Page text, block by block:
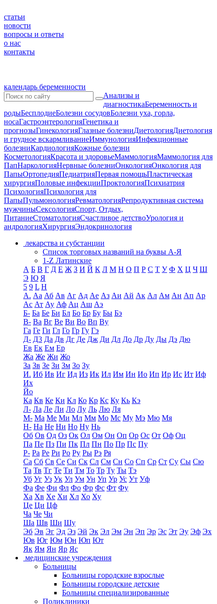
статьи
новости
вопросы и ответы
о нас
контакты
календарь беременности
Анализы и
диагностикаБеременность и
родыБесплодиеБолезни сосудовБолезни уха, горла,
носаГастроэнтерологияГенетика и
прогнозыГинекологияГлазные болезниДиетологияДиетология
и грудное вскармливаниеИммунологияИнфекционные
болезниКардиологияКожные болезни
КосметологияКрасота и здоровьеМаммологияМаммология для
ПапНаркологияНервные болезниОнкологияОнкология для
ПапыОртопедияПедиатрияПервая помощьПластическая
хирургияПоловые инфекцииПроктологияПсихиатрия
ПсихологияПсихология для
ПапыПульмонологияРевматологияРепродуктивная система
мужчиныСексологияСпорт, Отдых,
ПитаниеСтоматологияСчастливое детствоУрология и
андрологияХирургияЭндокринология
лекарства и субстанции
Список торговых названий на буквы А-Я
1-Z Латинские
А Б В Г Д Е Ж З И Й К Л М Н О П Р С Т У Ф Х Ц Ч Ш
Э Ю Я
5 9 L H
А. Аа Аб Ав Аг Ад Ае Аз Аи Ай Ак Ал Ам Ан Ап Ар
Ас Ат Ау Аф Ац Аш Аэ
Б- Ба Бе Би Бл Бо Бр Бу Бы Бэ
В- Ва Вг Ве Ви Во Вп Ву
Га Ге Ги Гл Го Гр Гу Гэ
Д- Д3 Да Дв Дг Де Дж Ди Дл До Др Ду Ды Дэ Дю
Ев Ек Ем Ер
Жа Же Жи Жо
За Зв Зе Зи Зм Зо Зу
И. Иб Ив Иг Ид Из Ик Ил Им Ин Ио Ип Ир Ис Ит Иф
Их
Йо
Ка Кв Ке Ки Кл Ко Кр Кс Ку Кь Кэ
Л- Ла Ле Ли Ло Лу Ль Лю Ля
М- Ма Ме Ми Мл Мм Мо Мс Му Мэ Мю Мя
Н- На Не Ни Но Ну Нь
Об Ов Од Оз Ок Ол Ом Он Оп Ор Ос От Оф Оц
Па Пе Пз Пи Пк Пл Пн По Пр Пс Пу
Р- Ра Ре Ри Ро Ру Ры Рэ Ря
Са Сб Св Се Си Ск Сл См Сн Со Сп Ср Ст Су Сы Сю
Та Тв Тг Те Ти Тм То Тр Ту Ты Тэ
Уб Уг Уз Ук Ул Ум Ун Уп Ур Ус Ут Уф
Фа Фе Фи Фл Фо Фр Фс Фт Фу
Ха Хв Хе Хи Хл Хо Ху
Це Ци Цф
Ча Че Чи
Ша Шв Ши Шу
Эб Эв Эг Эд Эз Эй Эк Эл Эм Эн Эп Эр Эс Эт Эу Эф Эх
Юв Юг Юм Юн Юп Ют
Як Ям Ян Яр Яс
медицинские учреждения
Больницы
Больницы городские взрослые
Больницы городские детские
Больницы специализированные
Поликлиники